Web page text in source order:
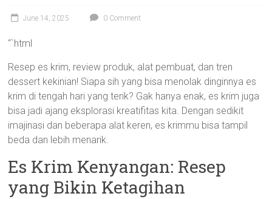
June 14, 2025 0 Comment
“`html
Resep es krim, review produk, alat pembuat, dan tren
dessert kekinian! Siapa sih yang bisa menolak dinginnya es
krim di tengah hari yang terik? Gak hanya enak, es krim juga
bisa jadi ajang eksplorasi kreatifitas kita. Dengan sedikit
imajinasi dan beberapa alat keren, es krimmu bisa tampil
beda dan lebih menarik.
Es Krim Kenyangan: Resep
yang Bikin Ketagihan